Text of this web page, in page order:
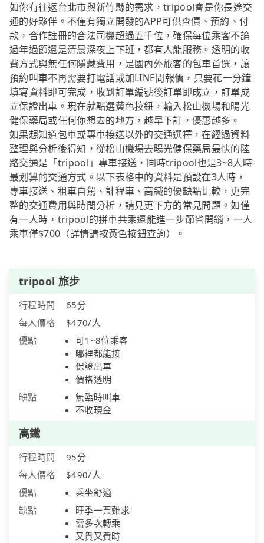
如你有往返台北市與新竹縣的需求，tripool會是你長途交
通的好夥伴。不僅有獨立開發的APP可供查價、預約、付
款，合作註冊的合法司機超過五千位，確保每位乘客不論
過年過節還是清晨深夜上下班，都有人能服務。透明的收
費方式與無任何隱藏費用，是國內外旅客的包車首選，讓
預約叫車不再需要打電話或加LINE問報價，只要花一分鐘
填寫資料即可完成，收到訂單編號後訂單即成立，訂單成
立保證出車。現在就點選黃色按鈕，輸入松山機場和暘光
健保藥局或任何你想去的地方，越早下訂，優惠越多。
如果想知道包車或專車接送以外的交通選擇，在經過資料
整理與分析後得知，從松山機場去暘光健保藥局最快的陸
路交通是「tripool」專車接送，同時tripool也是3~8人時
最划算的交通方式。以下表格中的資料是預設在3人時，
專車接送、租車自駕、計程車、高鐵的優缺點比較，更完
整的交通費用與時間分析，請見更下方的常見問題。如僅
有一人時，tripool的拼車共乘還能進一步節省開銷，一人
乘車僅$700（詳情請按黃色按鈕查詢）。
tripool 旅步
行程時間
65分
每人價格
$470/人
優點
可1~8位乘客
哪裡都能接
保證出車
價格透明
缺點
無臨時叫車
不收現金
高鐵
行程時間
95分
每人價格
$490/人
優點
乘坐舒適
缺點
旺季一票難求
需多次轉乘
又貴又費時